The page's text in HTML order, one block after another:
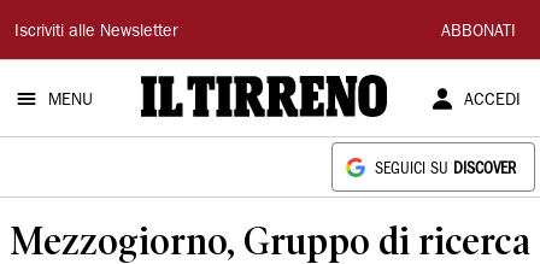
Il
Tirreno
Iscriviti alle Newsletter ABBONATI
MENU ACCEDI
SEGUICI SU DISCOVER
Mezzogiorno, Gruppo di ricerca